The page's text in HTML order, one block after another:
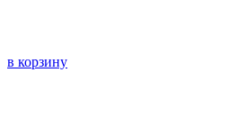
в корзину